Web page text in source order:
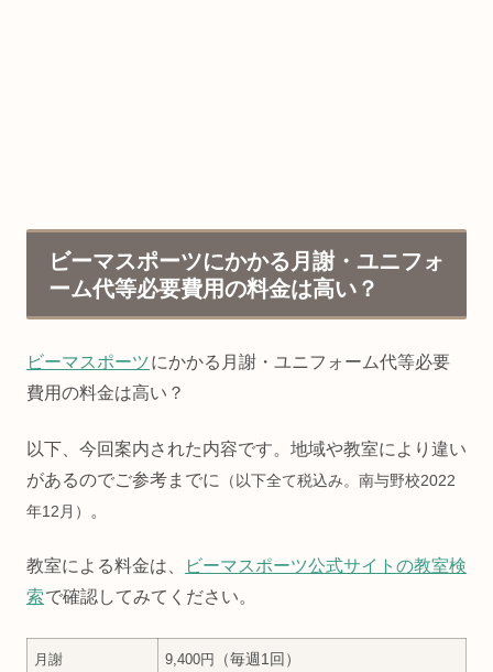
ビーマスポーツにかかる月謝・ユニフォ
ーム代等必要費用の料金は高い？
ビーマスポーツにかかる月謝・ユニフォーム代等必要
費用の料金は高い？
以下、今回案内された内容です。地域や教室により違い
があるのでご参考までに
（以下全て税込み。南与野校2022
年12月）
。
教室による料金は、
ビーマスポーツ公式サイトの教室検
索で確認してみてください。
月謝 9,400円 （毎週1回）